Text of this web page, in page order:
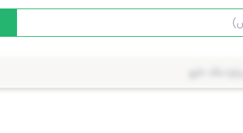
درباره مک دارو